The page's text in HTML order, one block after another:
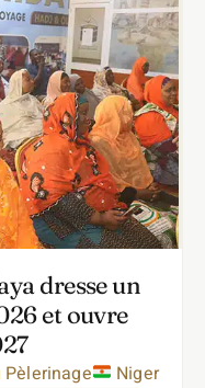
dresse un
et ouvre
Niger